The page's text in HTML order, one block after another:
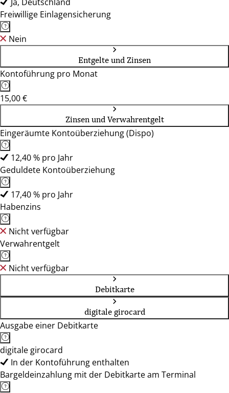
Freiwillige Einlagensicherung
Nein
Entgelte und Zinsen
Kontoführung pro Monat
15,00 €
Zinsen und Verwahrentgelt
Eingeräumte Kontoüberziehung (Dispo)
12,40 % pro Jahr
Geduldete Kontoüberziehung
17,40 % pro Jahr
Habenzins
Nicht verfügbar
Verwahrentgelt
Nicht verfügbar
Debitkarte
digitale girocard
Ausgabe einer Debitkarte
digitale girocard
In der Kontoführung enthalten
Bargeldeinzahlung mit der Debitkarte am Terminal